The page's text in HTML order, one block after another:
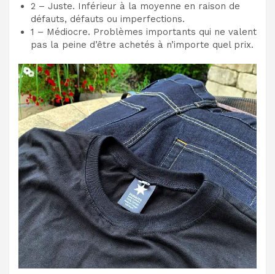
2 – Juste. Inférieur à la moyenne en raison de
défauts, défauts ou imperfections.
1 – Médiocre. Problèmes importants qui ne valent
pas la peine d’être achetés à n’importe quel prix.